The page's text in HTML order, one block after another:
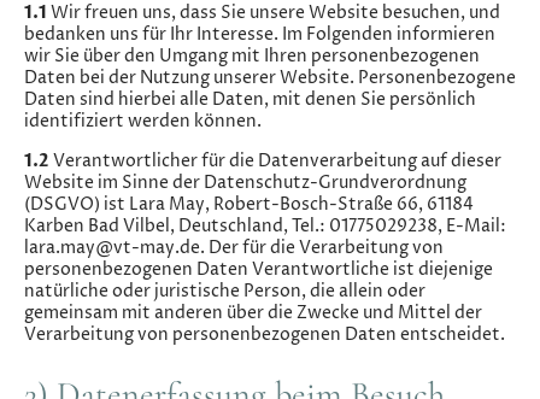
1.1 Wir freuen uns, dass Sie unsere Website besuchen, und
bedanken uns für Ihr Interesse. Im Folgenden informieren
wir Sie über den Umgang mit Ihren personenbezogenen
Daten bei der Nutzung unserer Website. Personenbezogene
Daten sind hierbei alle Daten, mit denen Sie persönlich
identifiziert werden können.
1.2 Verantwortlicher für die Datenverarbeitung auf dieser
Website im Sinne der Datenschutz-Grundverordnung
(DSGVO) ist Lara May, Robert-Bosch-Straße 66, 61184
Karben Bad Vilbel, Deutschland, Tel.: 01775029238, E-Mail:
lara.may@vt-may.de. Der für die Verarbeitung von
personenbezogenen Daten Verantwortliche ist diejenige
natürliche oder juristische Person, die allein oder
gemeinsam mit anderen über die Zwecke und Mittel der
Verarbeitung von personenbezogenen Daten entscheidet.